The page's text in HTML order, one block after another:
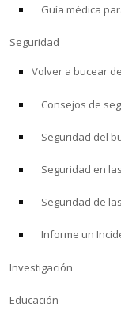
Tienda
Alert Diver
Guía médica
Seguridad
Volver a bucear
Consejos de
Seguridad del
Seguridad en
Seguridad de
Informe un
Investigación
Educación